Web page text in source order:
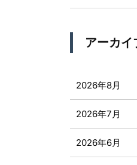
アーカイ
2026年8月
2026年7月
2026年6月